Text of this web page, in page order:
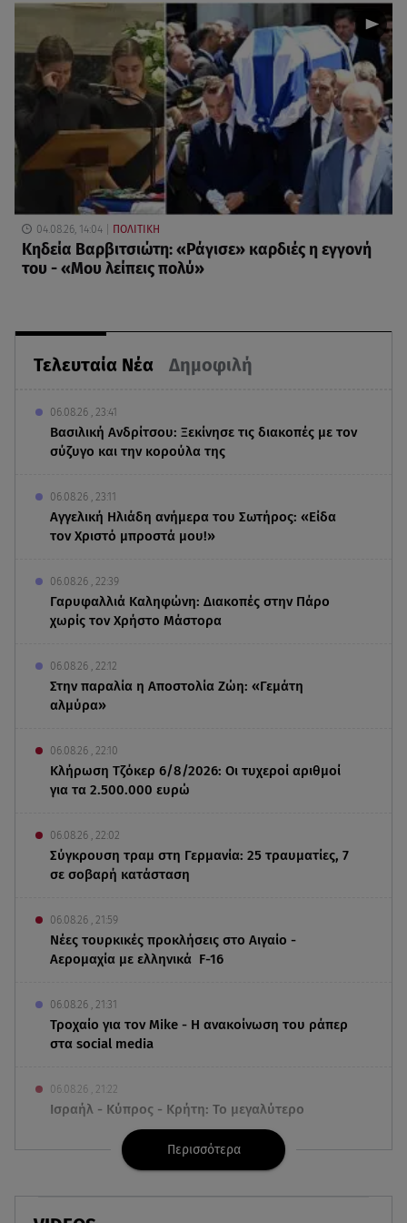
Τελευταία Νέα Δημοφιλή
06.08.26 , 23:41
Βασιλική Ανδρίτσου: Ξεκίνησε τις διακοπές με τον
σύζυγο και την κορούλα της
06.08.26 , 23:11
Αγγελική Ηλιάδη ανήμερα του Σωτήρος: «Είδα
τον Χριστό μπροστά μου!»
06.08.26 , 22:39
Γαρυφαλλιά Καληφώνη: Διακοπές στην Πάρο
χωρίς τον Χρήστο Μάστορα
06.08.26 , 22:12
Στην παραλία η Αποστολία Ζώη: «Γεμάτη
αλμύρα»
06.08.26 , 22:10
Κλήρωση Τζόκερ 6/8/2026: Οι τυχεροί αριθμοί
για τα 2.500.000 ευρώ
06.08.26 , 22:02
Σύγκρουση τραμ στη Γερμανία: 25 τραυματίες, 7
σε σοβαρή κατάσταση
06.08.26 , 21:59
Νέες τουρκικές προκλήσεις στο Αιγαίο -
Αερομαχία με ελληνικά F-16
06.08.26 , 21:31
Τροχαίο για τον Mike - Η ανακοίνωση του ράπερ
στα social media
06.08.26 , 21:22
Ισραήλ - Κύπρος - Κρήτη: Το μεγαλύτερο
υποθαλάσσιο καλώδιο στον κόσμο
Motor Oil: Δωρεά πυροσβεστικών οχημάτων και
Περισσότερα
04.08.26, 14:04 ΠΟΛΙΤΙΚΗ
Κηδεία Βαρβιτσιώτη: «Ράγισε» καρδιές η εγγονή
του - «Μου λείπεις πολύ»